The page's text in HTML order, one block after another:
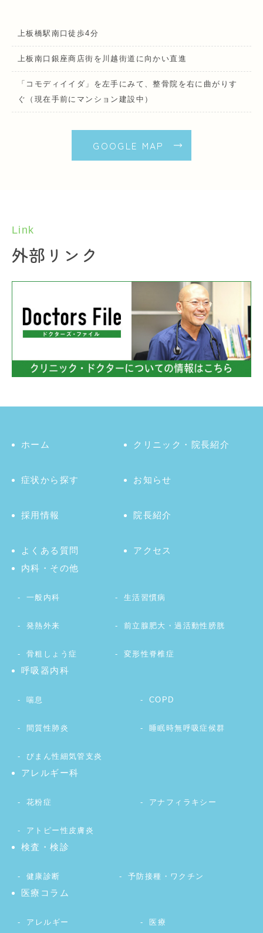
上板橋駅南口徒歩4分
上板南口銀座商店街を川越街道に向かい直進
「コモディイイダ」を左手にみて、整骨院を右に曲がりす
ぐ（現在手前にマンション建設中）
GOOGLE MAP
Link
外部リンク
ホーム クリニック・院長紹介
症状から探す お知らせ
採用情報 院長紹介
よくある質問
アクセス
内科・その他
一般内科 生活習慣病
発熱外来 前立腺肥大・過活動性膀胱
骨粗しょう症 変形性脊椎症
呼吸器内科
喘息 COPD
間質性肺炎 睡眠時無呼吸症候群
びまん性細気管支炎
アレルギー科
花粉症 アナフィラキシー
アトピー性皮膚炎
検査・検診
健康診断 予防接種・ワクチン
医療コラム
アレルギー 医療